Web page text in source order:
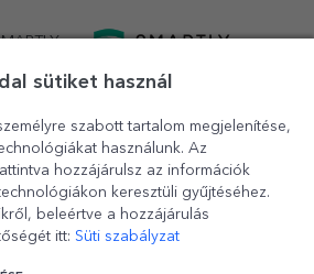
sütiket használ
szabott tartalom megjelenítése,
használunk. Az
hozzájárulsz az információk
keresztüli gyűjtéséhez.
beleértve a hozzájárulás
itt: Süti szabályzat